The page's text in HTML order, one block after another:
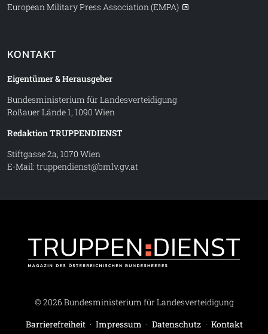
European Military Press Association (EMPA)
KONTAKT
Eigentümer & Herausgeber
Bundesministerium für Landesverteidigung
Roßauer Lände 1, 1090 Wien
Redaktion TRUPPENDIENST
Stiftgasse 2a, 1070 Wien
E-Mail: truppendienst@bmlv.gv.at
© 2026 Bundesministerium für Landesverteidigung
Barrierefreiheit · Impressum · Datenschutz · Kontakt